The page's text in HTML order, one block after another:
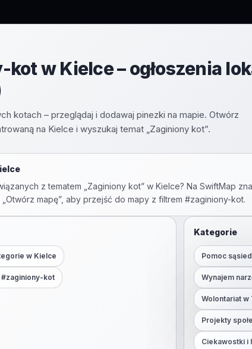
w Kielce – ogłoszenia
kotach – przeglądaj i dodawaj pinezki na mapie. Otwórz
na Kielce i wyszukaj temat „Zaginiony kot”.
z tematem „ Zaginiony kot” w Kielce? Na SwiftMap
mapę”, aby przejść do mapy z filtrem #zaginiony-kot.
w Kielce
#zaginiony-kot
Kategorie
Pomoc
Wynajem
Wolontariat
Projekty
Ciekawostki i